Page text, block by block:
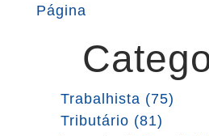
Página
Trabalhista (75)
Tributário (81)